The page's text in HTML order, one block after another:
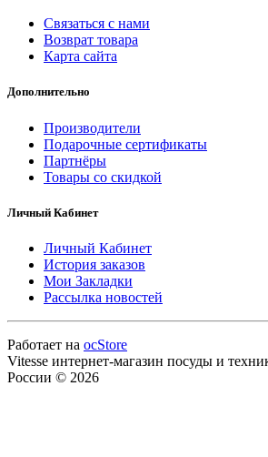
Связаться с нами
Возврат товара
Карта сайта
Дополнительно
Производители
Подарочные сертификаты
Партнёры
Товары со скидкой
Личный Кабинет
Личный Кабинет
История заказов
Мои Закладки
Рассылка новостей
Работает на ocStore
Vitesse интернет-магазин посуды и
России © 2026